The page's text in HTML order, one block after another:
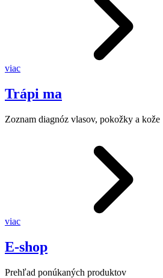
viac
Trápi ma
Zoznam diagnóz vlasov, pokožky a kože
viac
E-shop
Prehľad ponúkaných produktov